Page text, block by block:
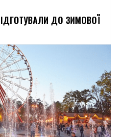
ДО ЗИМОВОЇ